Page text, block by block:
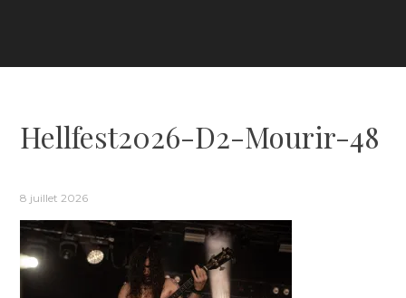
Hellfest2026-D2-Mourir-48
8 juillet 2026